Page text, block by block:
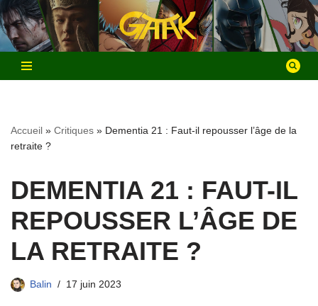
Aller
au
contenu
Accueil » Critiques » Dementia 21 : Faut-il repousser l’âge de la
retraite ?
DEMENTIA 21 : FAUT-IL
REPOUSSER L’ÂGE DE
LA RETRAITE ?
Balin 17 juin 2023